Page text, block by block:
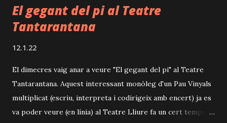
El gegant del pi al Teatre
Tantarantana
12.1.22
El dimecres vaig anar a veure "El gegant del pi" al Teatre
Tantarantana. Aquest interessant monòleg d'un Pau Vinyals
multiplicat (escriu, interpreta i codirigeix amb encert) ja es
va poder veure (en línia) al Teatre Lliure fa un cert temps